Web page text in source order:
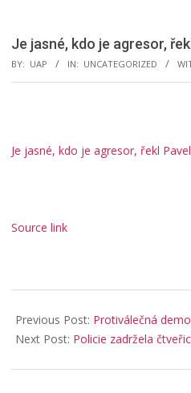
Je jasné, kdo je agresor,
BY: UAP IN: UNCATEGORIZED
Je jasné, kdo je agresor, řekl
Source link
12-
19
Previous Post: Protiválečná
Next Post: Policie zadržela